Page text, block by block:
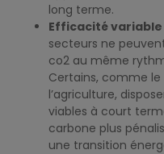
long terme.
Efficacité
secteurs ne
co2 au même
Certains, comme
l’agriculture,
viables à court
carbone plus
une transition